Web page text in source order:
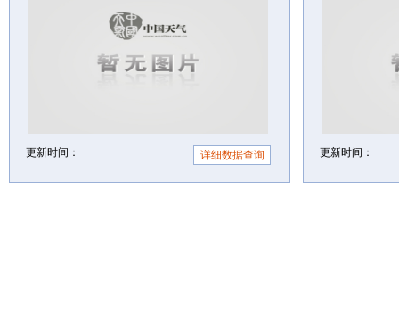
更新时间： 详细数据查询 更新时间：